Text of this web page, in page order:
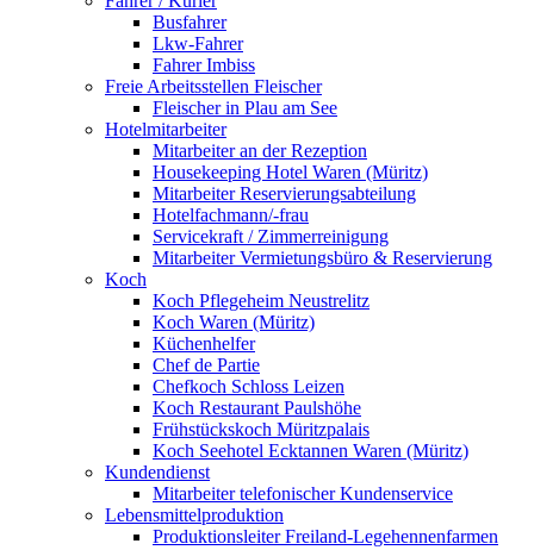
Busfahrer
Lkw-Fahrer
Fahrer Imbiss
Freie Arbeitsstellen Fleischer
Fleischer in Plau am See
Hotelmitarbeiter
Mitarbeiter an der Rezeption
Housekeeping Hotel Waren (Müritz)
Mitarbeiter Reservierungsabteilung
Hotelfachmann/-frau
Servicekraft / Zimmerreinigung
Mitarbeiter Vermietungsbüro & Reservierung
Koch
Koch Pflegeheim Neustrelitz
Koch Waren (Müritz)
Küchenhelfer
Chef de Partie
Chefkoch Schloss Leizen
Koch Restaurant Paulshöhe
Frühstückskoch Müritzpalais
Koch Seehotel Ecktannen Waren (Müritz)
Kundendienst
Mitarbeiter telefonischer Kundenservice
Lebensmittelproduktion
Produktionsleiter Freiland-Legehennenfarmen